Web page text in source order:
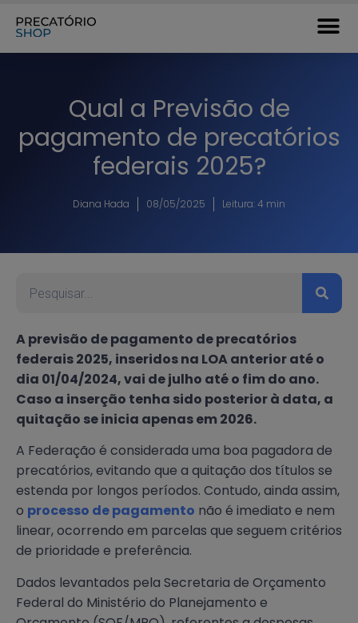
Qual a Previsão de
pagamento de precatórios
federais 2025?
Diana Hada 08/05/2025 Leitura: 4 min
A previsão de pagamento de precatórios
federais 2025, inseridos na LOA anterior até o
dia 01/04/2024, vai de julho até o fim do ano.
Caso a inserção tenha sido posterior à data, a
quitação se inicia apenas em 2026.
A Federação é considerada uma boa pagadora de
precatórios, evitando que a quitação dos títulos se
estenda por longos períodos. Contudo, ainda assim,
o processo de pagamento não é imediato e nem
linear, ocorrendo em parcelas que seguem critérios
de prioridade e preferência.
Dados levantados pela Secretaria de Orçamento
Federal do Ministério do Planejamento e